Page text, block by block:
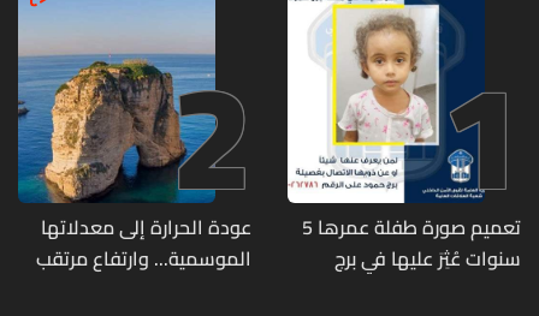
1
تعميم صورة طفلة عمرها 5
سنوات عُثِرَ عليها في برج
2
عودة الحرارة إلى معدلاتها
الموسمية... وارتفاع مرتقب